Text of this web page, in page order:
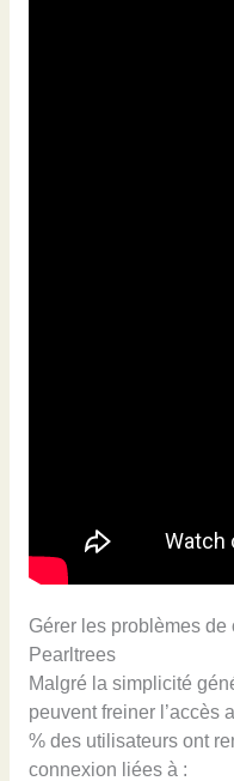
Gérer les problèmes
Pearltrees
Malgré la simplicité
peuvent freiner l’accès
% des utilisateurs ont
connexion liées à :